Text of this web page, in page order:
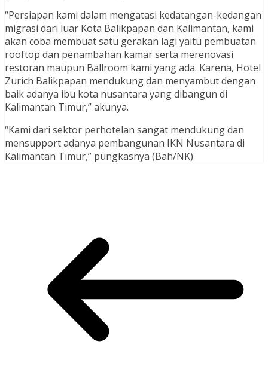
“Persiapan kami dalam mengatasi kedatangan-kedangan
migrasi dari luar Kota Balikpapan dan Kalimantan, kami
akan coba membuat satu gerakan lagi yaitu pembuatan
rooftop dan penambahan kamar serta merenovasi
restoran maupun Ballroom kami yang ada. Karena, Hotel
Zurich Balikpapan mendukung dan menyambut dengan
baik adanya ibu kota nusantara yang dibangun di
Kalimantan Timur,” akunya.
“Kami dari sektor perhotelan sangat mendukung dan
mensupport adanya pembangunan IKN Nusantara di
Kalimantan Timur,” pungkasnya (Bah/NK)